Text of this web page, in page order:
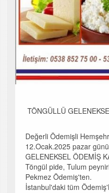
TÖNGÜLLÜ
Değerli Ödemişli
12.Ocak.2025 pazar
GELENEKSEL ÖDEMİŞ
Töngül pide, Tulum
Pekmez Ödemiş'ten.
İstanbul'daki tüm